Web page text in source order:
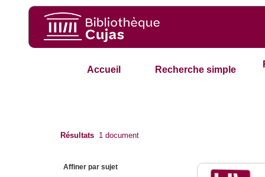
Accueil Recherche simple
Résultats 1 document
Affiner par sujet